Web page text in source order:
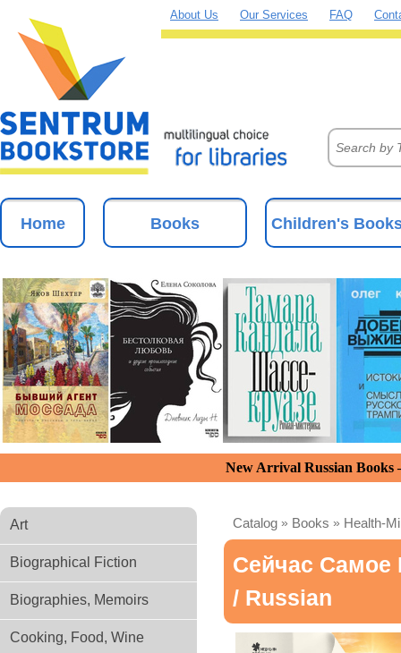
About Us Our Services FAQ
Home Books Children's
New Arrival Russian
Art
Biographical Fiction
Biographies, Memoirs
Cooking, Food, Wine
Catalog » Books » Health-
Сейчас Самое
/ Russian